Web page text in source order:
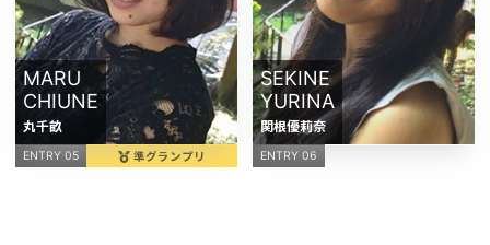
MARU
CHIUNE
丸千畝
ENTRY 05 準グランプリ
SEKINE
YURINA
関根優莉奈
ENTRY 06